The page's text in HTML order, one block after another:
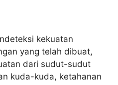
kekuatan
yang telah dibuat,
dari sudut-sudut
kuda-kuda, ketahanan